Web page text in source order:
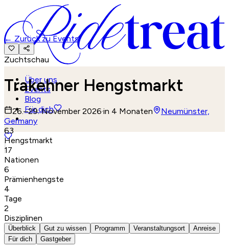
Über uns
Events
Blog
Für dich
← Zurück zu Events
Zuchtschau
Trakehner Hengstmarkt
26.–29. November 2026·in 4 Monaten
Neumünster,
Germany
63
Hengstmarkt
17
Nationen
6
Prämienhengste
4
Tage
2
Disziplinen
Überblick Gut zu wissen Programm Veranstaltungsort
Anreise
Für dich
Gastgeber